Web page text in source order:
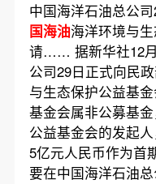
中国海洋石油总公
国海油海洋环境与
请…… 据新华社12
公司29日正式向民
与生态保护公益基
基金会属非公募基
公益基金会的发起
5亿元人民币作为首
要在中国海洋石油